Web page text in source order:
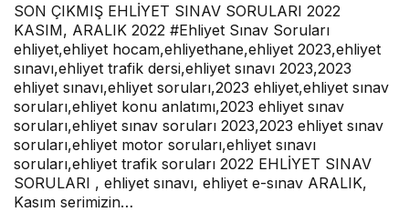
#Ehliyet
Sınav
Soruları
SON ÇIKMIŞ EHLİYET SINAV SORULARI 2022
KASIM, ARALIK 2022 #Ehliyet Sınav Soruları
ehliyet,ehliyet hocam,ehliyethane,ehliyet 2023,ehliyet
sınavı,ehliyet trafik dersi,ehliyet sınavı 2023,2023
ehliyet sınavı,ehliyet soruları,2023 ehliyet,ehliyet sınav
soruları,ehliyet konu anlatımı,2023 ehliyet sınav
soruları,ehliyet sınav soruları 2023,2023 ehliyet sınav
soruları,ehliyet motor soruları,ehliyet sınavı
soruları,ehliyet trafik soruları 2022 EHLİYET SINAV
SORULARI , ehliyet sınavı, ehliyet e-sınav ARALIK,
Kasım serimizin…